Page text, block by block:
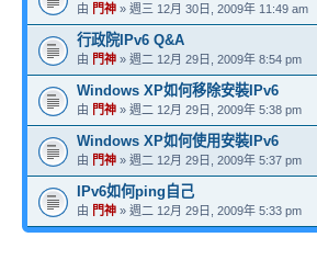
由 門神 » 週三 12月 30日, 2009年 11:49 am
行政院IPv6 Q&A
由 門神 » 週二 12月 29日, 2009年 8:54 pm
Windows XP如何移除安裝IPv6
由 門神 » 週二 12月 29日, 2009年 5:38 pm
Windows XP如何使用安裝IPv6
由 門神 » 週二 12月 29日, 2009年 5:37 pm
IPv6如何ping自己
由 門神 » 週二 12月 29日, 2009年 5:33 pm